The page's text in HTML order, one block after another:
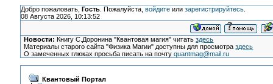
Добро пожаловать, Гость. Пожалуйста, войдитеили зарегистрируйтесь.
08 Августа 2026, 10:13:52
Новости: Книгу С.Доронина "Квантовая магия" читатьздесь
Материалы старого сайта "Физика Магии" доступны для просмотраздесь
О замеченных глюках просьба писать на почтуquantmag@mail.ru
Квантовый Портал